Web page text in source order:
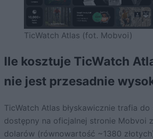
TicWatch Atlas (fot. Mobvoi)
Ile kosztuje TicWatch
nie jest przesadnie
TicWatch Atlas błyskawicznie trafia
dostępny na oficjalnej stronie Mobvoi
dolarów (równowartość ~1380